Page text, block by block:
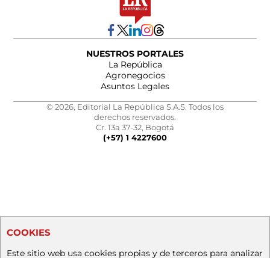
NUESTROS PORTALES
La República
Agronegocios
Asuntos Legales
© 2026, Editorial La República S.A.S. Todos los
derechos reservados.
Cr. 13a 37-32, Bogotá
(+57) 1 4227600
COOKIES
Este sitio web usa cookies propias y de terceros para analizar